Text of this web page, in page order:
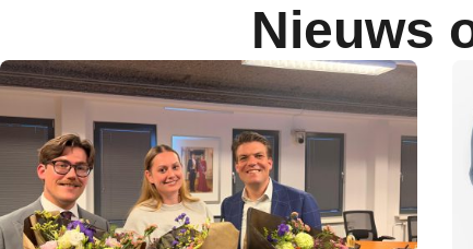
Nieuws